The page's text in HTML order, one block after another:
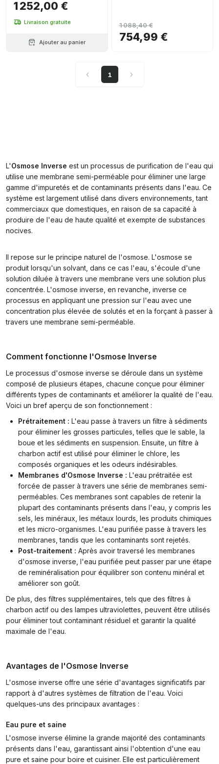
1 252,00 €
Livraison gratuite
Ajouter au panier 754,99 €
1 088,40 €
1
L'Osmose Inverse est un processus de purification de l'eau qui
utilise une membrane semi-perméable pour éliminer une large
gamme d'impuretés et de contaminants présents dans l'eau. Ce
système est largement utilisé dans divers environnements, tant
commerciaux que domestiques, en raison de sa capacité à
produire de l'eau de haute qualité et exempte de substances
nocives.
Il repose sur le principe naturel de l'osmose. L'osmose se
produit lorsqu'un solvant, dans ce cas l'eau, s'écoule d'une
solution diluée à travers une membrane vers une solution plus
concentrée. L'osmose inverse, en revanche, inverse ce
processus en appliquant une pression sur l'eau avec une
concentration plus élevée de solutés et en la forçant à passer à
travers une membrane semi-perméable.
Comment fonctionne l'Osmose Inverse
Le processus d'osmose inverse se déroule dans un système
composé de plusieurs étapes, chacune conçue pour éliminer
différents types de contaminants et améliorer la qualité de l'eau.
Voici un bref aperçu de son fonctionnement :
Prétraitement : L'eau passe à travers un filtre à sédiments
pour éliminer les grosses particules, telles que le sable, la
boue et les sédiments en suspension. Ensuite, un filtre à
charbon actif est utilisé pour éliminer le chlore, les
composés organiques et les odeurs indésirables.
Membranes d'Osmose Inverse : L'eau prétraitée est
forcée de passer à travers une série de membranes semi-
perméables. Ces membranes sont capables de retenir la
plupart des contaminants présents dans l'eau, y compris les
sels, les minéraux, les métaux lourds, les produits chimiques
et les micro-organismes. L'eau purifiée passe à travers les
membranes, tandis que les contaminants sont rejetés.
Post-traitement : Après avoir traversé les membranes
d'osmose inverse, l'eau purifiée peut passer par une étape
de reminéralisation pour équilibrer son contenu minéral et
améliorer son goût.
De plus, des filtres supplémentaires, tels que des filtres à
charbon actif ou des lampes ultraviolettes, peuvent être utilisés
pour éliminer tout contaminant résiduel et garantir la qualité
maximale de l'eau.
Avantages de l'Osmose Inverse
L'osmose inverse offre une série d'avantages significatifs par
rapport à d'autres systèmes de filtration de l'eau. Voici
quelques-uns des principaux avantages :
Eau pure et saine
L'osmose inverse élimine la grande majorité des contaminants
présents dans l'eau, garantissant ainsi l'obtention d'une eau
pure et saine pour boire et cuisiner. Elle est particulièrement